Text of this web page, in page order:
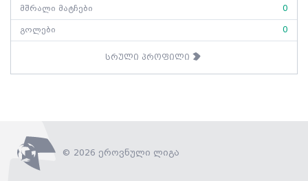
მშრალი მატჩები 0
გოლები 0
სრული პროფილი
© 2026 ეროვნული ლიგა